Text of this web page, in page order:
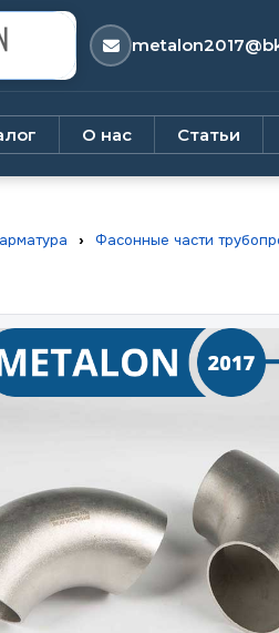
О нас Статьи
› Фасонные части